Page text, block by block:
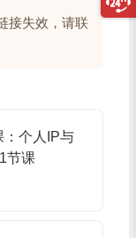
接失效，请联
：个人IP与
节课